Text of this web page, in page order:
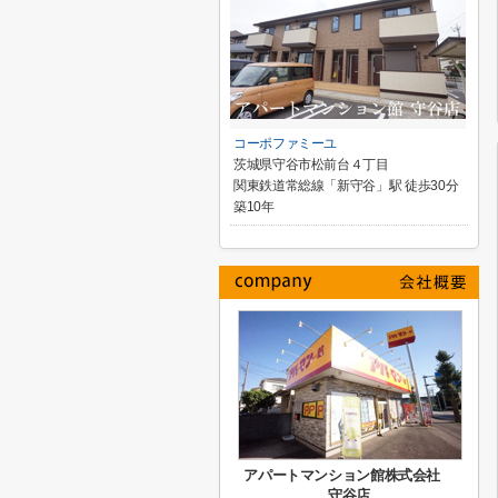
コーポファミーユ
茨城県守谷市松前台４丁目
関東鉄道常総線「新守谷」駅 徒歩30分
築10年
アパートマンション館株式会社